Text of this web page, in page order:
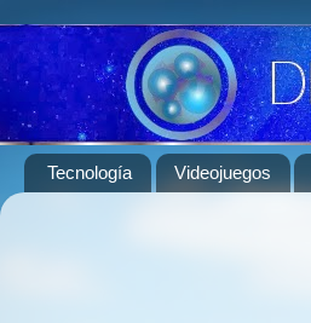
Tecnología Videojuegos